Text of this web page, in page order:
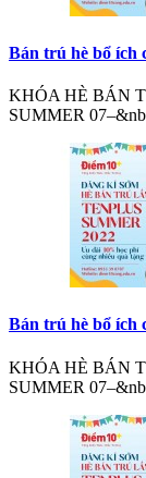
Bán trú hè bổ ích
KHÓA HÈ BÁN
SUMMER
Bán trú hè bổ ích
KHÓA HÈ BÁN
SUMMER